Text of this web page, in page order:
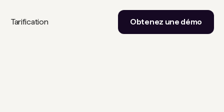
Tarification Obtenez une démo